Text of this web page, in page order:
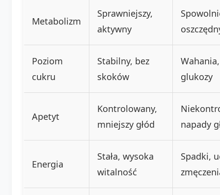
Metabolizm
Sprawniejszy,
aktywny
Poziom
cukru
Stabilny, bez
skoków
glukozy
Apetyt
Kontrolowany,
mniejszy głód
napady
Energia
Stała, wysoka
witalność
Spadki,